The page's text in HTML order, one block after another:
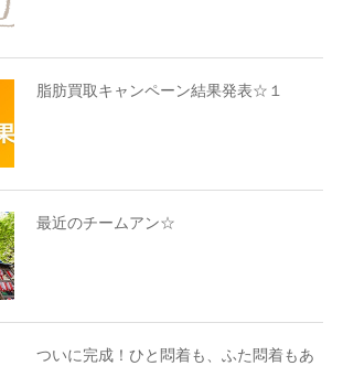
脂肪買取キャンペーン結果発表☆１
最近のチームアン☆
ついに完成！ひと悶着も、ふた悶着もあ